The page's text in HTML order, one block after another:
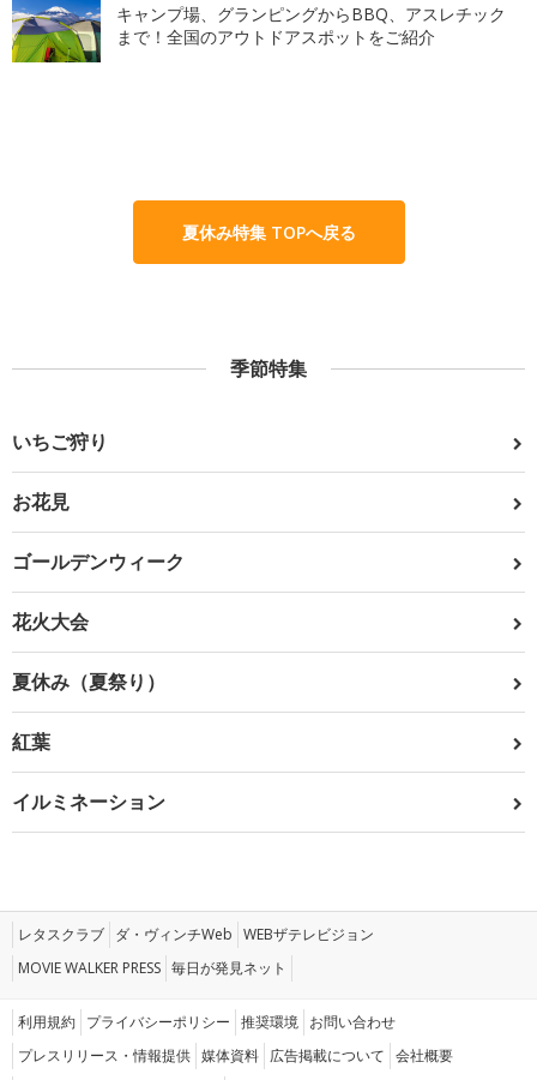
キャンプ場、グランピングからBBQ、アスレチック
まで！全国のアウトドアスポットをご紹介
夏休み特集 TOPへ戻る
季節特集
いちご狩り
お花見
ゴールデンウィーク
花火大会
夏休み（夏祭り）
紅葉
イルミネーション
レタスクラブ ダ・ヴィンチWeb WEBザテレビジョン
MOVIE WALKER PRESS 毎日が発見ネット
利用規約 プライバシーポリシー 推奨環境 お問い合わせ
プレスリリース・情報提供 媒体資料 広告掲載について 会社概要